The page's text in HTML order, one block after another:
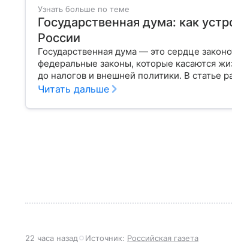
Узнать больше по теме
Государственная дума: как
России
Государственная дума — это сердце
федеральные законы, которые касаются
до налогов и внешней политики. В статье
Читать дальше
22 часа назад Источник: Российская газета